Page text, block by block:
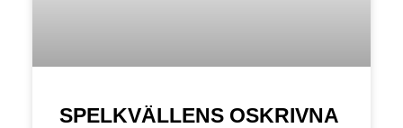
SPELKVÄLLENS OSKRIVNA